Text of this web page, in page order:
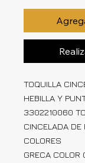
TOQUILLA
HEBILLA Y
3302210060
CINCELADA DE
COLORES
GRECA COLOR